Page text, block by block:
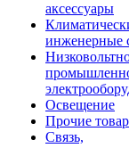
аксессуары
инженерные
Освещение
Прочие
Связь,